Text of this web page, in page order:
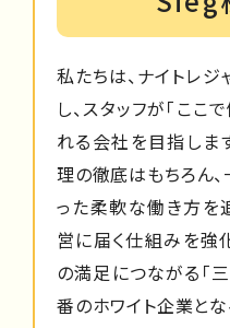
私たちは、ナイトレ
し、スタッフが「ここ
れる会社を目指しま
理の徹底はもちろん
った柔軟な働き方を
営に届く仕組みを強
の満足につながる「
番のホワイト企業とな